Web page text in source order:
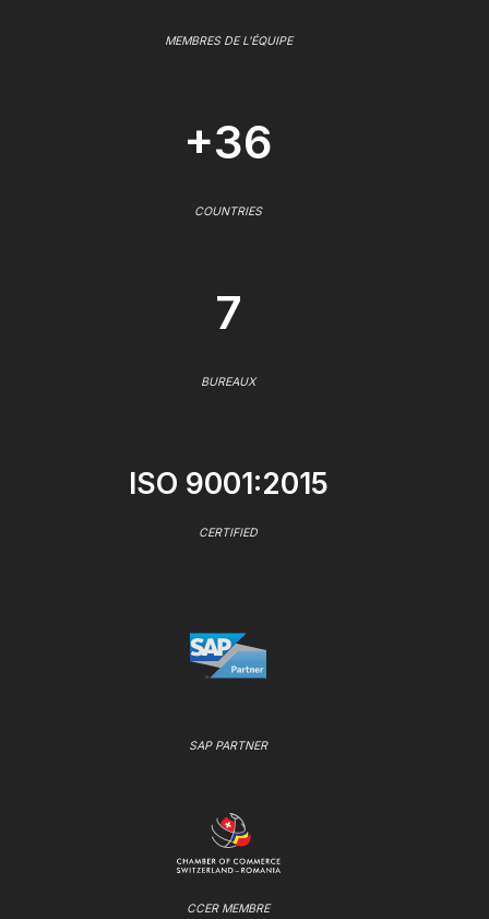
MEMBRES DE L'ÉQUIPE
+36
COUNTRIES
7
BUREAUX
ISO 9001:2015
CERTIFIED
SAP PARTNER
CCER MEMBRE